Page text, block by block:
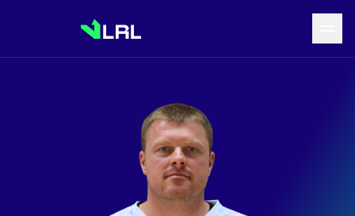
Grįžti į LRF puslapį
Turnyrinė lentelė